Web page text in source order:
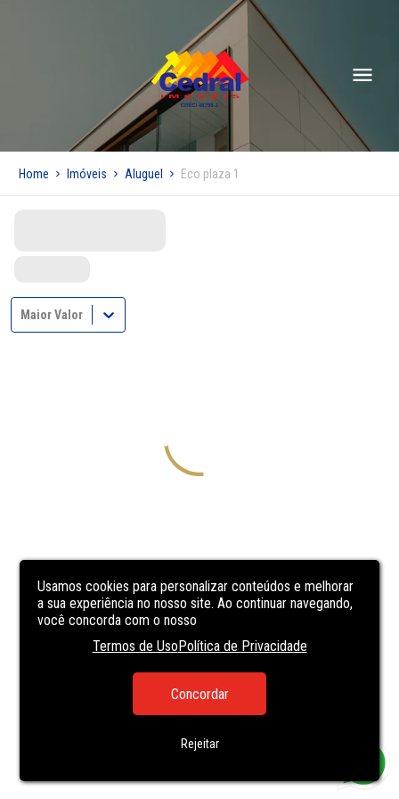
Usamos cookies para personalizar conteúdos e melhorar
a sua experiência no nosso site. Ao continuar navegando,
você concorda com o nosso
Termos de UsoPolítica de Privacidade
Concordar
Rejeitar
Home Imóveis Aluguel Eco plaza 1
Maior Valor